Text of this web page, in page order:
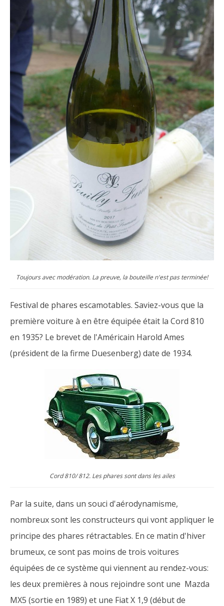
Toujours avec modération. La preuve, la bouteille n'est pas terminée!
Festival de phares escamotables. Saviez-vous que la
première voiture à en être équipée était la Cord 810
en 1935? Le brevet de l'Américain Harold Ames
(président de la firme Duesenberg) date de 1934.
Cord 810/ 812. Les phares sont dans les ailes
Par la suite, dans un souci d'aérodynamisme,
nombreux sont les constructeurs qui vont appliquer le
principe des phares rétractables. En ce matin d'hiver
brumeux, ce sont pas moins de trois voitures
équipées de ce système qui viennent au rendez-vous:
les deux premières à nous rejoindre sont une Mazda
MX5 (sortie en 1989) et une Fiat X 1,9 (début de